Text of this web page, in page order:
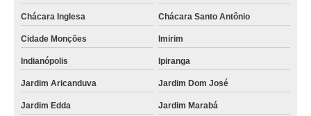
Chácara Inglesa Chácara Santo Antônio
Cidade Monções Imirim
Indianópolis Ipiranga
Jardim Aricanduva Jardim Dom José
Jardim Edda Jardim Marabá